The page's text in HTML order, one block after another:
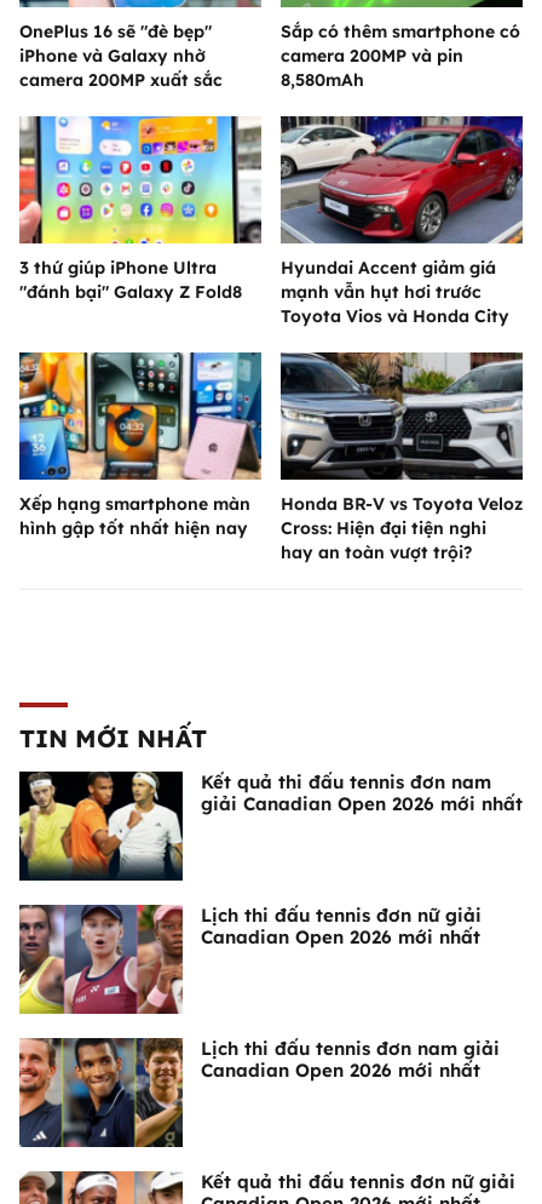
OnePlus 16 sẽ "đè bẹp"
iPhone và Galaxy nhờ
camera 200MP xuất sắc
Sắp có thêm smartphone có
camera 200MP và pin
8,580mAh
3 thứ giúp iPhone Ultra
"đánh bại" Galaxy Z Fold8
Hyundai Accent giảm giá
mạnh vẫn hụt hơi trước
Toyota Vios và Honda City
Xếp hạng smartphone màn
hình gập tốt nhất hiện nay
Honda BR-V vs Toyota Veloz
Cross: Hiện đại tiện nghi
hay an toàn vượt trội?
TIN MỚI NHẤT
Kết quả thi đấu tennis đơn nam
giải Canadian Open 2026 mới nhất
Lịch thi đấu tennis đơn nữ giải
Canadian Open 2026 mới nhất
Lịch thi đấu tennis đơn nam giải
Canadian Open 2026 mới nhất
Kết quả thi đấu tennis đơn nữ giải